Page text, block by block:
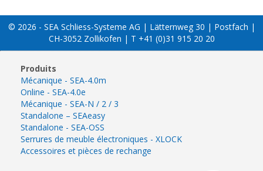
© 2026 - SEA Schliess-Systeme AG | Lätternweg 30 | Postfach |
CH-3052 Zollikofen | T +41 (0)31 915 20 20
Produits
Mécanique - SEA-4.0m
Online - SEA-4.0e
Mécanique - SEA-N / 2 / 3
Standalone – SEAeasy
Standalone - SEA-OSS
Serrures de meuble électroniques - XLOCK
Accessoires et pièces de rechange